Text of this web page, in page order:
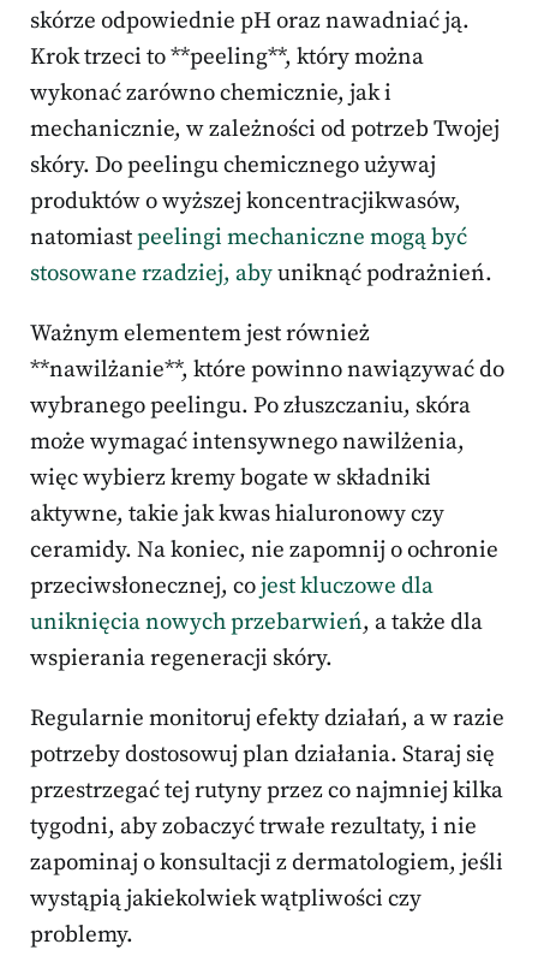
skórze odpowiednie pH oraz nawadniać ją.
Krok trzeci to **peeling**, który można
wykonać zarówno chemicznie, jak i
mechanicznie, w zależności od potrzeb Twojej
skóry. Do peelingu chemicznego używaj
produktów o wyższej koncentracjikwasów,
natomiastpeelingi mechaniczne mogą być
stosowane rzadziej, abyuniknąć podrażnień.
Ważnym elementem jest również
**nawilżanie**, które powinno nawiązywać do
wybranego peelingu. Po złuszczaniu, skóra
może wymagać intensywnego nawilżenia,
więc wybierz kremy bogate w składniki
aktywne, takie jak kwas hialuronowy czy
ceramidy. Na koniec, nie zapomnij o ochronie
przeciwsłonecznej, cojest kluczowe dla
uniknięcia nowych przebarwień, a także dla
wspierania regeneracji skóry.
Regularnie monitoruj efekty działań, a w razie
potrzeby dostosowuj plan działania. Staraj się
przestrzegać tej rutyny przez co najmniej kilka
tygodni, aby zobaczyć trwałe rezultaty, i nie
zapominaj o konsultacji z dermatologiem, jeśli
wystąpią jakiekolwiek wątpliwości czy
problemy.